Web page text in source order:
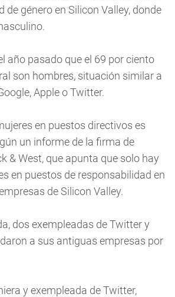
de género en Silicon Valley, donde
año pasado que el 69 por ciento
son hombres, situación similar a
Apple o Twitter.
en puestos directivos es
un informe de la firma de
& West, que apunta que solo hay
en puestos de responsabilidad en
de Silicon Valley.
dos exempleadas de Twitter y
a sus antiguas empresas por
y exempleada de Twitter,